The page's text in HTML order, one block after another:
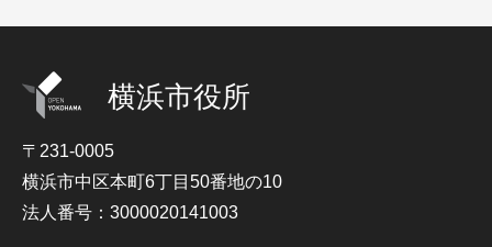
横浜市役所
〒231-0005
横浜市中区本町6丁目50番地の10
法人番号：3000020141003